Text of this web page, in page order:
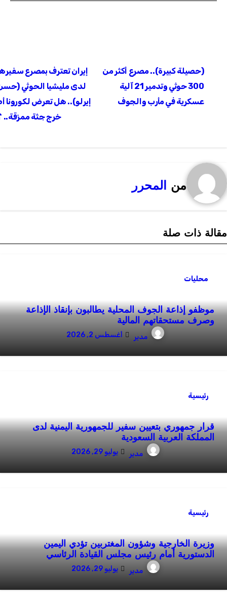
المقالات
(حصيلة كبيرة).. مصرع أكثر من
300 حوثي وتدمير 21 آلية
عسكرية في مأرب والجوف
إيران تعترف بمصرع
لدى مليشيا الحوثي
إيرلو).. هل تعرض لكورونا
خرج جثة ممزقة..
من المحرر
مقالة ذات صلة
محليات
موظفو إذاعة الجوف المحلية يطالبون بإنقاذ الإذاعة
وصرف مستحقاتهم المالية
مدير أغسطس 2, 2026
رئيسية
قرار جمهوري بتعيين سفير للجمهورية اليمنية لدى
المملكة العربية السعودية
مدير يوليو 29, 2026
رئيسية
وزيرة الخارجية وشؤون المغتربين تؤدي اليمين
الدستورية أمام رئيس مجلس القيادة الرئاسي
مدير يوليو 29, 2026